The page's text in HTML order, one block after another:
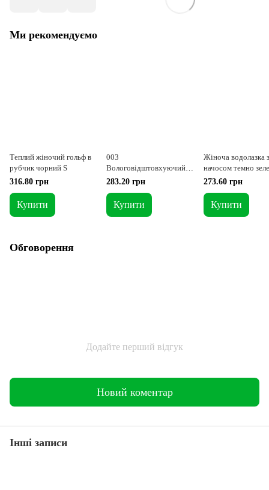
Ми рекомендуємо
Теплий жіночий гольф в
рубчик чорний S
316.80 грн
Купити
003
Вологовідштовхуючий
жіночий чорний лонгслів
283.20 грн
Купити
Жіноча водолазка з
начосом темно
кольору М
273.60 грн
Купити
Обговорення
Додайте перший відгук
Новий коментар
Інші записи